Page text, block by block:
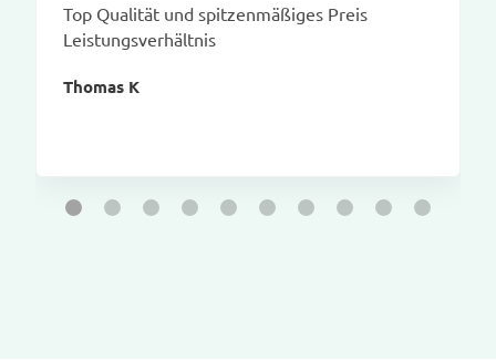
Top Qualität und spitzenmäßiges Preis
Leistungsverhältnis
Thomas K